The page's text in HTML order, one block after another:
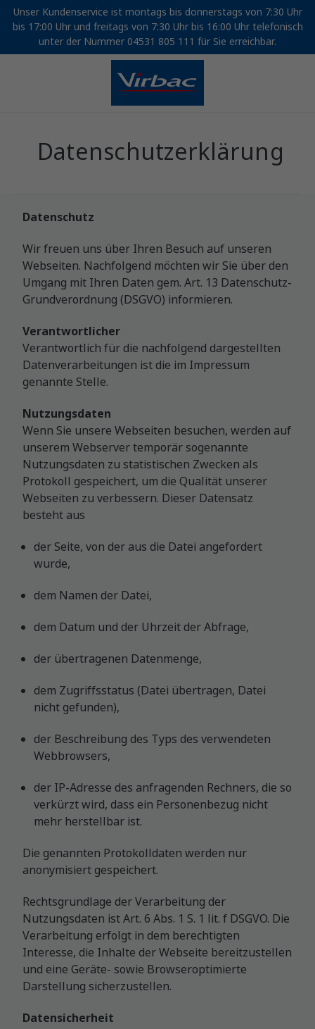
Unser Kundenservice ist montags bis donnerstags von 7:30 Uhr
bis 17:00 Uhr und freitags von 7:30 Uhr bis 16:00 Uhr telefonisch
unter der Nummer 04531 805 111 für Sie erreichbar.
Datenschutzerklärung
Datenschutz
Wir freuen uns über Ihren Besuch auf unseren
Webseiten. Nachfolgend möchten wir Sie über den
Umgang mit Ihren Daten gem. Art. 13 Datenschutz-
Grundverordnung (DSGVO) informieren.
Verantwortlicher
Verantwortlich für die nachfolgend dargestellten
Datenverarbeitungen ist die im Impressum
genannte Stelle.
Nutzungsdaten
Wenn Sie unsere Webseiten besuchen, werden auf
unserem Webserver temporär sogenannte
Nutzungsdaten zu statistischen Zwecken als
Protokoll gespeichert, um die Qualität unserer
Webseiten zu verbessern. Dieser Datensatz
besteht aus
der Seite, von der aus die Datei angefordert
wurde,
dem Namen der Datei,
dem Datum und der Uhrzeit der Abfrage,
der übertragenen Datenmenge,
dem Zugriffsstatus (Datei übertragen, Datei
nicht gefunden),
der Beschreibung des Typs des verwendeten
Webbrowsers,
der IP-Adresse des anfragenden Rechners, die so
verkürzt wird, dass ein Personenbezug nicht
mehr herstellbar ist.
Die genannten Protokolldaten werden nur
anonymisiert gespeichert.
Rechtsgrundlage der Verarbeitung der
Nutzungsdaten ist Art. 6 Abs. 1 S. 1 lit. f DSGVO. Die
Verarbeitung erfolgt in dem berechtigten
Interesse, die Inhalte der Webseite bereitzustellen
und eine Geräte- sowie Browseroptimierte
Darstellung sicherzustellen.
Datensicherheit